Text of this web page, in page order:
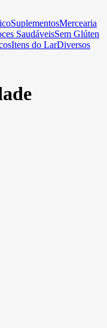
SuplementosMercearia
SaudáveisSem Glúten
Itens do LarDiversos